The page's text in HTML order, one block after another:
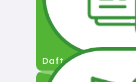
Daftar Pengguna